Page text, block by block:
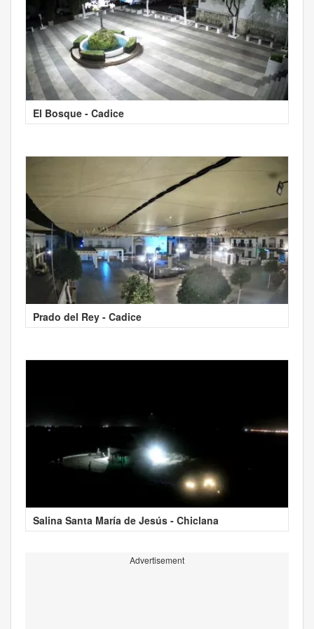
El Bosque - Cadice
Prado del Rey - Cadice
Salina Santa María de Jesús - Chiclana
Advertisement